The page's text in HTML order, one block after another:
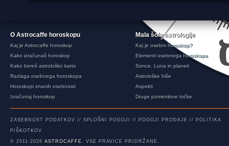
O Astrocaffe horoskopu
Kaj je Astrocaffe horoskop
Kako izračunaš horoskop
Kako bereš astrološko karto
Razlaga osebnega horoskopa
Horoskopi znanih osebnosti
Izračunaj horoskop
Mala šola astrologije
Kaj je osebni horoskop?
Elementi osebnega horoskopa
Sonce, Luna in planeti
Astrološke hiše
Aspekti
Druge pomembne točke
ZASEBNOST PODATKOV // SPLOŠNI POGOJI // POGOJI PRODAJE // POLITIKA
PIŠKOTKOV
© 2011-2026 ASTROCAFFE. VSE PRAVICE PRIDRŽANE.